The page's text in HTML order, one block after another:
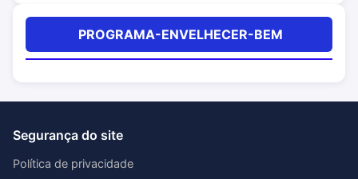
PROGRAMA-ENVELHECER-BEM
Segurança do site
Política de privacidade